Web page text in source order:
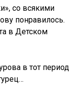
со всякими
понравилось.
в Детском
в тот период